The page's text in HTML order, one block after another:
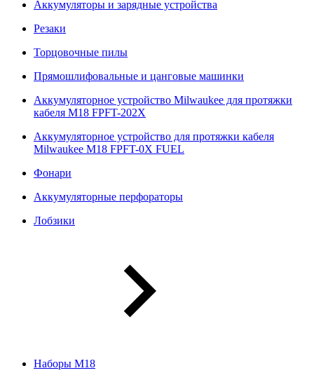
Аккумуляторы и зарядные устройства
Резаки
Торцовочные пилы
Прямошлифовальные и цанговые машинки
Аккумуляторное устройство Milwaukee для протяжки
кабеля M18 FPFT-202X
Аккумуляторное устройство для протяжки кабеля
Milwaukee M18 FPFT-0X FUEL
Фонари
Аккумуляторные перфораторы
Лобзики
Наборы М18